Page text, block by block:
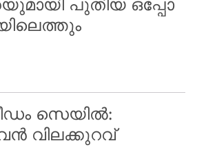
പുതിയ ഒപ്പോ
സെയിൽ:
വിലക്കുറവ്